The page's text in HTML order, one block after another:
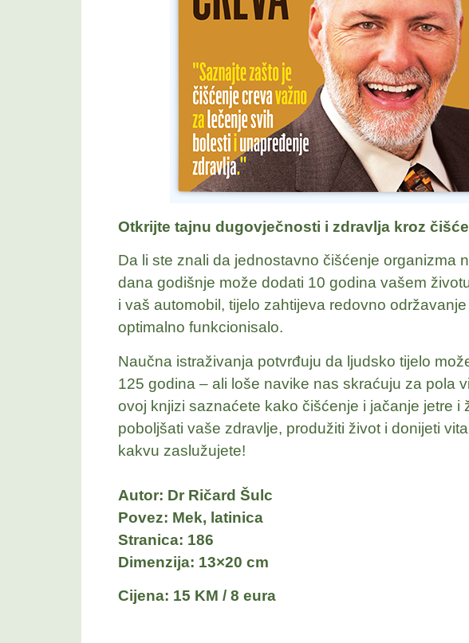
Otkrijte tajnu dugovječnosti i zdravlja kroz
Da li ste znali da jednostavno čišćenje organizma
dana godišnje može dodati 10 godina vašem
i vaš automobil, tijelo zahtijeva redovno
optimalno funkcionisalo.
Naučna istraživanja potvrđuju da ljudsko tijelo
125 godina – ali loše navike nas skraćuju za pola
ovoj knjizi saznaćete kako čišćenje i jačanje jetre i
poboljšati vaše zdravlje, produžiti život i donijeti
kakvu zaslužujete!
Autor: Dr Ričard Šulc
Povez: Mek, latinica
Stranica: 186
Dimenzija: 13×20 cm
Cijena: 15 KM / 8 eura